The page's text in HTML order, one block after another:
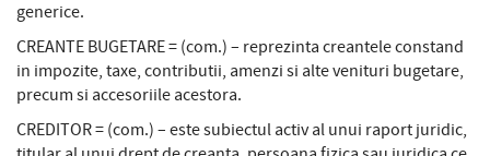
generice.
CREANTE BUGETARE = (com.) – reprezinta creantele constand
in impozite, taxe, contributii, amenzi si alte venituri bugetare,
precum si accesoriile acestora.
CREDITOR = (com.) – este subiectul activ al unui raport juridic,